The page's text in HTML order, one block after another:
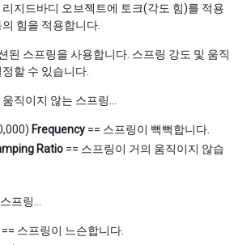
지드바디 오브젝트에 토크(각도 힘)를 적용
힘을 적용합니다.
된 스프링을 사용합니다. 스프링 강도 및 움직
할 수 있습니다.
직이지 않는 스프링…
Frequency == 스프링이 뻑뻑합니다.
Ratio == 스프링이 거의 움직이지 않습
프링…
== 스프링이 느슨합니다.